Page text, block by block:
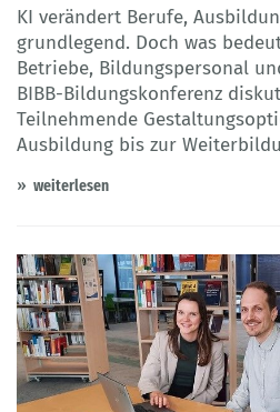
KI verändert Berufe,
grundlegend. Doch was
Betriebe, Bildungspersonal
BIBB-Bildungskonferenz
Teilnehmende
Ausbildung bis zur
weiterlesen